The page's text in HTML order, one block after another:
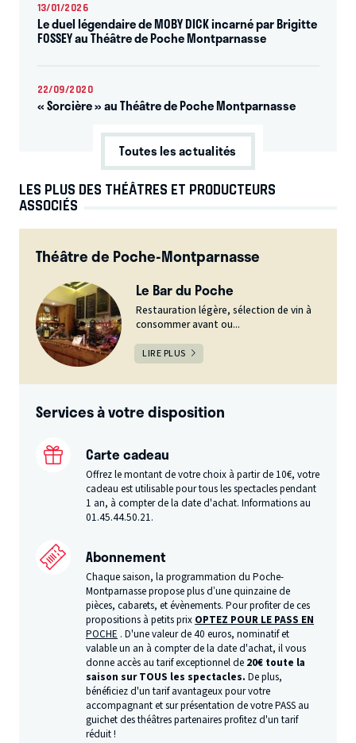
13/01/2026
Le duel légendaire de MOBY DICK incarné par Brigitte
FOSSEY au Théâtre de Poche Montparnasse
22/09/2020
« Sorcière » au Théâtre de Poche Montparnasse
Toutes les actualités
LES PLUS DES THÉÂTRES ET PRODUCTEURS
ASSOCIÉS
Théâtre de Poche-Montparnasse
Le Bar du Poche
Restauration légère, sélection de vin à
consommer avant ou...
LIRE PLUS
Services à votre disposition
Carte cadeau
Offrez le montant de votre choix à partir de 10€, votre
cadeau est utilisable pour tous les spectacles pendant
1 an, à compter de la date d'achat. Informations au
01.45.44.50.21.
Abonnement
Chaque saison, la programmation du Poche-
Montparnasse propose plus d’une quinzaine de
pièces, cabarets, et évènements. Pour profiter de ces
propositions à petits prix OPTEZ POUR LE PASS EN
POCHE . D'une valeur de 40 euros, nominatif et
valable un an à compter de la date d'achat, il vous
donne accès au tarif exceptionnel de 20€ toute la
saison sur TOUS les spectacles.De plus,
bénéficiez d'un tarif avantageux pour votre
accompagnant et sur présentation de votre PASS au
guichet des théâtres partenaires profitez d'un tarif
réduit !